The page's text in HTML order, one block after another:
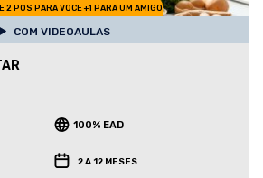
2 POS PARA VOCE +1 PARA UM AMIGO
COM VIDEOAULAS
100% EAD
2 A 12 MESES